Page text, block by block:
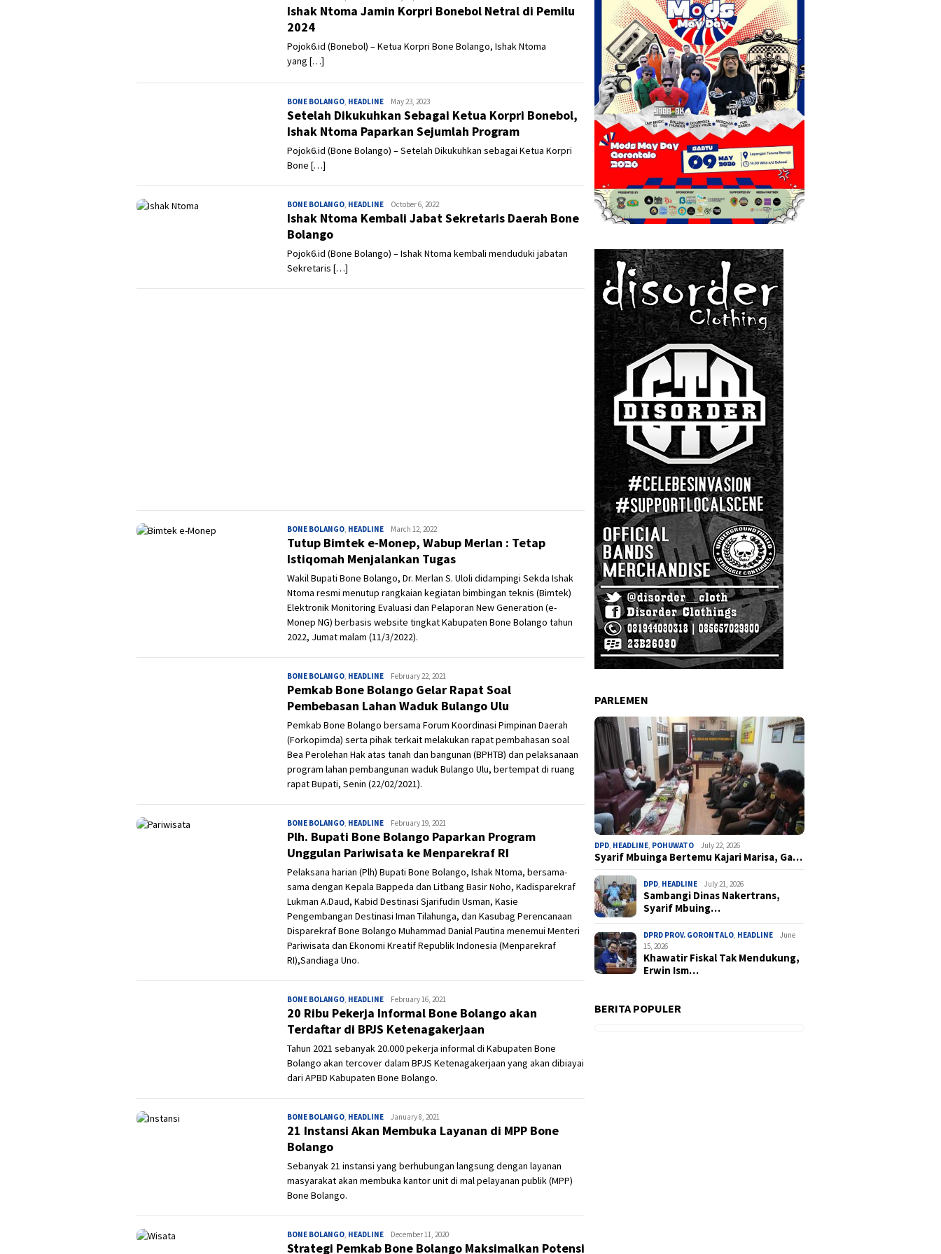
Ishak Ntoma Jamin Korpri Bonebol Netral di Pemilu
2024
Pojok6.id (Bonebol) – Ketua Korpri Bone Bolango, Ishak Ntoma
yang […]
BONE BOLANGO, HEADLINE Admin
May 23, 2023
Setelah Dikukuhkan Sebagai Ketua Korpri Bonebol,
Ishak Ntoma Paparkan Sejumlah Program
Pojok6.id (Bone Bolango) – Setelah Dikukuhkan sebagai Ketua Korpri
Bone […]
BONE BOLANGO, HEADLINE Admin
October 6, 2022
Ishak Ntoma Kembali Jabat Sekretaris Daerah Bone
Bolango
Pojok6.id (Bone Bolango) – Ishak Ntoma kembali menduduki jabatan
Sekretaris […]
BONE BOLANGO, HEADLINE Ivan
March 12, 2022
Tutup Bimtek e-Monep, Wabup Merlan : Tetap
Istiqomah Menjalankan Tugas
Wakil Bupati Bone Bolango, Dr. Merlan S. Uloli didampingi Sekda Ishak
Ntoma resmi menutup rangkaian kegiatan bimbingan teknis (Bimtek)
Elektronik Monitoring Evaluasi dan Pelaporan New Generation (e-
Monep NG) berbasis website tingkat Kabupaten Bone Bolango tahun
2022, Jumat malam (11/3/2022).
BONE BOLANGO, HEADLINE Ivan
February 22, 2021
Pemkab Bone Bolango Gelar Rapat Soal
Pembebasan Lahan Waduk Bulango Ulu
Pemkab Bone Bolango bersama Forum Koordinasi Pimpinan Daerah
(Forkopimda) serta pihak terkait melakukan rapat pembahasan soal
Bea Perolehan Hak atas tanah dan bangunan (BPHTB) dan pelaksanaan
program lahan pembangunan waduk Bulango Ulu, bertempat di ruang
rapat Bupati, Senin (22/02/2021).
BONE BOLANGO, HEADLINE Ivan
February 19, 2021
Plh. Bupati Bone Bolango Paparkan Program
Unggulan Pariwisata ke Menparekraf RI
Pelaksana harian (Plh) Bupati Bone Bolango, Ishak Ntoma, bersama-
sama dengan Kepala Bappeda dan Litbang Basir Noho, Kadisparekraf
Lukman A.Daud, Kabid Destinasi Sjarifudin Usman, Kasie
Pengembangan Destinasi Iman Tilahunga, dan Kasubag Perencanaan
Disparekraf Bone Bolango Muhammad Danial Pautina menemui Menteri
Pariwisata dan Ekonomi Kreatif Republik Indonesia (Menparekraf
RI),Sandiaga Uno.
BONE BOLANGO, HEADLINE Ivan
February 16, 2021
20 Ribu Pekerja Informal Bone Bolango akan
Terdaftar di BPJS Ketenagakerjaan
Tahun 2021 sebanyak 20.000 pekerja informal di Kabupaten Bone
Bolango akan tercover dalam BPJS Ketenagakerjaan yang akan dibiayai
dari APBD Kabupaten Bone Bolango.
BONE BOLANGO, HEADLINE Ivan
January 8, 2021
21 Instansi Akan Membuka Layanan di MPP Bone
Bolango
Sebanyak 21 instansi yang berhubungan langsung dengan layanan
masyarakat akan membuka kantor unit di mal pelayanan publik (MPP)
Bone Bolango.
BONE BOLANGO, HEADLINE Ivan
December 11, 2020
Strategi Pemkab Bone Bolango Maksimalkan Potensi
PARLEMEN
DPD, HEADLINE, POHUWATO July 22, 2026
Syarif Mbuinga Bertemu Kajari Marisa, Ga…
DPD, HEADLINE July 21, 2026
Sambangi Dinas Nakertrans,
Syarif Mbuing…
DPRD PROV. GORONTALO, HEADLINE
June
15, 2026
Khawatir Fiskal Tak Mendukung,
Erwin Ism…
BERITA POPULER